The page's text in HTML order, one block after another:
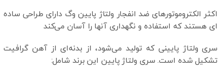
اکثر الکتروموتورهای ضد انفجار ولتاژ پایین وگ دارای طراحی ساده
ای هستند که استفاده و نگهداری آنها را آسان می‌کند
سری ولتاژ پایینی که تولید می‌شود، از بدنه‌ای از آهن گرافیت
تشکیل شده است. سری ولتاژ پایین این برند شامل: